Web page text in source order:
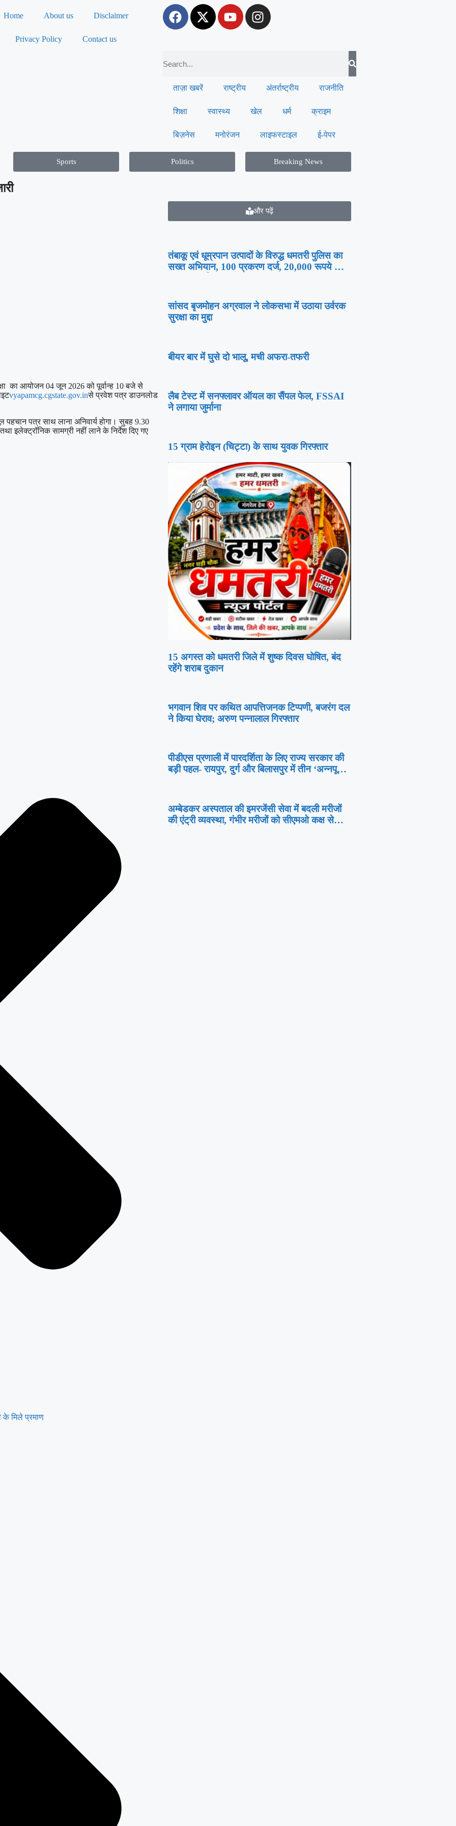
Home About us Disclaimer
Privacy Policy Contact us
ताज़ा खबरें राष्ट्रीय अंतर्राष्ट्रीय राजनीति
शिक्षा स्वास्थ्य खेल धर्म क्राइम
बिज़नेस मनोरंजन लाइफस्टाइल ई-पेपर
Sports Politics Breaking News
का आयोजन 04 जून 2026 को पूर्वान्ह 10 बजे से
vyapamcg.cgstate.gov.inसे प्रवेश पत्र डाउनलोड
पहचान पत्र साथ लाना अनिवार्य होगा। सुबह 9.30
इलेक्ट्रॉनिक सामग्री नहीं लाने के निर्देश दिए गए
के मिले प्रमाण
और पढ़ें
तंबाकू एवं धूम्रपान उत्पादों के विरुद्ध धमतरी पुलिस का
सख्त अभियान, 100 प्रकरण दर्ज, 20,000 रूपये की
सांसद बृजमोहन अग्रवाल ने लोकसभा में उठाया उर्वरक
सुरक्षा का मुद्दा
बीयर बार में घुसे दो भालू, मची अफरा-तफरी
लैब टेस्ट में सनफ्लावर ऑयल का सैंपल फेल, FSSAI
ने लगाया जुर्माना
15 ग्राम हेरोइन (चिट्टा) के साथ युवक गिरफ्तार
15 अगस्त को धमतरी जिले में शुष्क दिवस घोषित, बंद
रहेंगे शराब दुकान
भगवान शिव पर कथित आपत्तिजनक टिप्पणी, बजरंग दल
ने किया घेराव; अरुण पन्नालाल गिरफ्तार
पीडीएस प्रणाली में पारदर्शिता के लिए राज्य सरकार की
बड़ी पहल- रायपुर, दुर्ग और बिलासपुर में तीन ‘अन्नपूर्ति
अम्बेडकर अस्पताल की इमरजेंसी सेवा में बदली मरीजों
की एंट्री व्यवस्था, गंभीर मरीजों को सीएमओ कक्ष से